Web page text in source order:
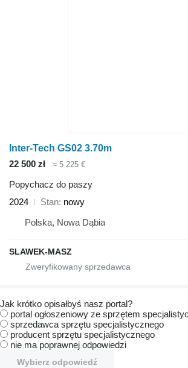
Inter-Tech GS02 3.70m
22 500 zł
≈ 5 225 €
Popychacz do paszy
2024
Stan nowy
Polska, Nowa Dąbia
SLAWEK-MASZ
Jak krótko opisałbyś nasz portal?
portal ogłoszeniowy ze sprzętem
sprzedawca sprzętu specjalistycznego
producent sprzętu specjalistycznego
nie ma poprawnej odpowiedzi
Wybierz odpowiedź